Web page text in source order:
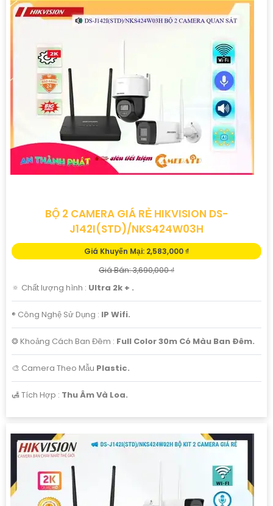
BỘ 2 CAMERA GIÁ RẺ HIKVISION DS-
J142I(STD)/NKS424W03H
Giá Khuyến Mại: 2,583,000 ₫
Giá Bán: 3,690,000 ₫
🔅 Chất lượng hình : Ultra 2k + .
®️ Công Nghệ Sử Dụng : IP Wifi.
❂ Khoảng Cách Ban Đêm : Full Color 30m Có Màu Ban Ðêm.
🎨 Camera Theo Mẫu Plastic.
️🛃 Tích Hợp : Thu Âm Và Loa.